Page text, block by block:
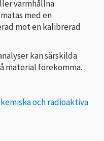
varmhållna
med en
mot en kalibrerad
kan särskilda
material förekomma.
och radioaktiva